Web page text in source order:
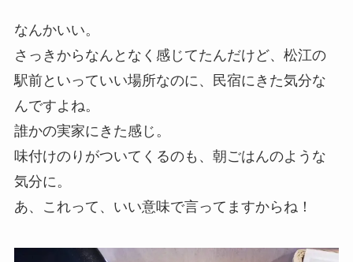
なんかいい。
さっきからなんとなく感じてたんだけど、松江の
駅前といっていい場所なのに、民宿にきた気分な
んですよね。
誰かの実家にきた感じ。
味付けのりがついてくるのも、朝ごはんのような
気分に。
あ、これって、いい意味で言ってますからね！